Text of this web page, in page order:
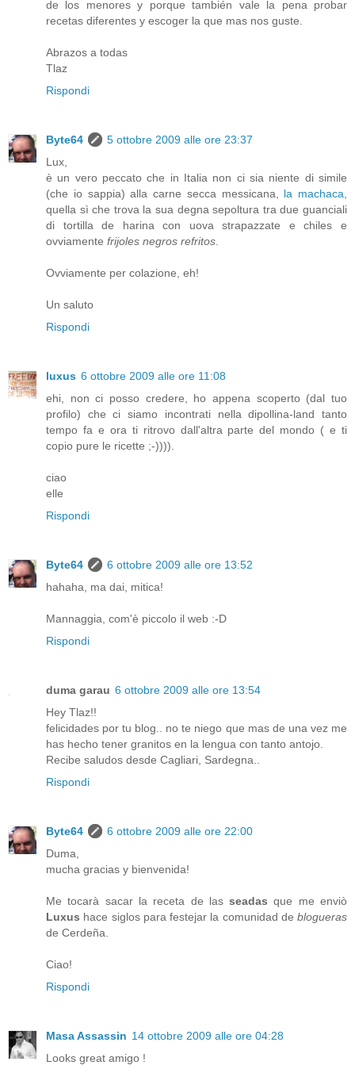
de los menores y porque también vale la pena probar
recetas diferentes y escoger la que mas nos guste.
Abrazos a todas
Tlaz
Rispondi
Byte64
5 ottobre 2009 alle ore 23:37
Lux,
è un vero peccato che in Italia non ci sia niente di simile
(che io sappia) alla carne secca messicana, la machaca,
quella sì che trova la sua degna sepoltura tra due guanciali
di tortilla de harina con uova strapazzate e chiles e
ovviamente frijoles negros refritos.
Ovviamente per colazione, eh!
Un saluto
Rispondi
luxus 6 ottobre 2009 alle ore 11:08
ehi, non ci posso credere, ho appena scoperto (dal tuo
profilo) che ci siamo incontrati nella dipollina-land tanto
tempo fa e ora ti ritrovo dall'altra parte del mondo ( e ti
copio pure le ricette ;-)))).
ciao
elle
Rispondi
Byte64
6 ottobre 2009 alle ore 13:52
hahaha, ma dai, mitica!
Mannaggia, com'è piccolo il web :-D
Rispondi
duma garau 6 ottobre 2009 alle ore 13:54
Hey Tlaz!!
felicidades por tu blog.. no te niego que mas de una vez me
has hecho tener granitos en la lengua con tanto antojo.
Recibe saludos desde Cagliari, Sardegna..
Rispondi
Byte64
6 ottobre 2009 alle ore 22:00
Duma,
mucha gracias y bienvenida!
Me tocarà sacar la receta de lasseadas que me enviò
Luxus hace siglos para festejar la comunidad de blogueras
de Cerdeña.
Ciao!
Rispondi
Masa Assassin 14 ottobre 2009 alle ore 04:28
Looks great amigo !